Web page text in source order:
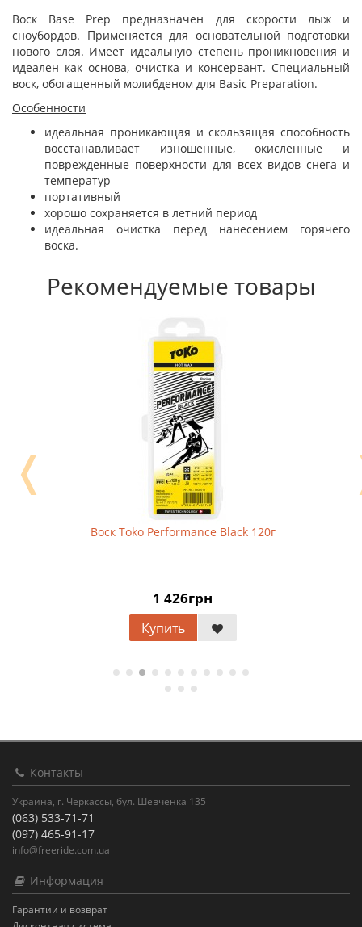
Воск Base Prep предназначен для скорости лыж и
сноубордов. Применяется для основательной подготовки
нового слоя. Имеет идеальную степень проникновения и
идеален как основа, очистка и консервант. Специальный
воск, обогащенный молибденом для Basic Preparation.
Особенности
идеальная проникающая и скользящая способность
восстанавливает изношенные, окисленные и
поврежденные поверхности для всех видов снега и
температур
портативный
хорошо сохраняется в летний период
идеальная очистка перед нанесением горячего
воска.
Рекомендуемые товары
Воск Toko Performance Black 120г
1 426грн
Купить
❬
Контакты
Украина, г. Черкассы, бул. Шевченка 135
(063) 533-71-71
(097) 465-91-17
info@freeride.com.ua
Информация
Гарантии и возврат